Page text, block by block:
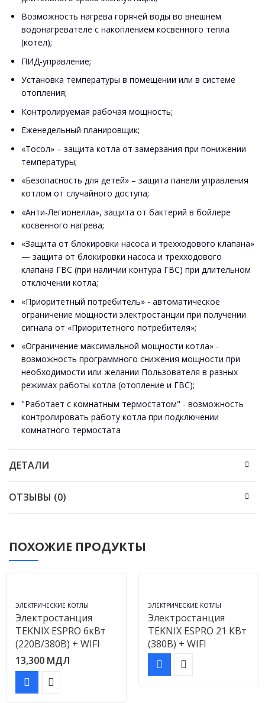
Возможность нагрева горячей воды во внешнем
водонагревателе с накоплением косвенного тепла
(котел);
ПИД-управление;
Установка температуры в помещении или в системе
отопления;
Контролируемая рабочая мощность;
Еженедельный планировщик;
«Тосол» – защита котла от замерзания при понижении
температуры;
«Безопасность для детей» – защита панели управления
котлом от случайного доступа;
«Анти-Легионелла», защита от бактерий в бойлере
косвенного нагрева;
«Защита от блокировки насоса и трехходового клапана»
— защита от блокировки насоса и трехходового
клапана ГВС (при наличии контура ГВС) при длительном
отключении котла;
«Приоритетный потребитель» - автоматическое
ограничение мощности электростанции при получении
сигнала от «Приоритетного потребителя»;
«Ограничение максимальной мощности котла» -
возможность программного снижения мощности при
необходимости или желании Пользователя в разных
режимах работы котла (отопление и ГВС);
"Работает с комнатным термостатом" - возможность
контролировать работу котла при подключении
комнатного термостата
ДЕТАЛИ
ОТЗЫВЫ (0)
ПОХОЖИЕ ПРОДУКТЫ
ЭЛЕКТРИЧЕСКИЕ КОТЛЫ
Электростанция
TEKNIX ESPRO 6кВт
(220В/380В) + WIFI
13,300 МДЛ
ЭЛЕКТРИЧЕСКИЕ КОТЛЫ
Электростанция
TEKNIX ESPRO 21 КВт
(380В) + WIFI